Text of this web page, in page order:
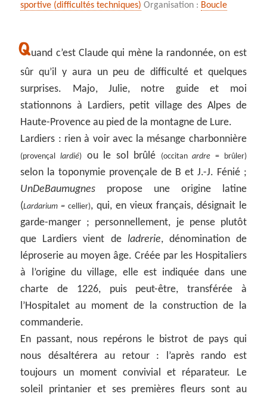
sportive (difficultés techniques) Organisation : Boucle
Quand c’est Claude qui mène la randonnée, on est
sûr qu’il y aura un peu de difficulté et quelques
surprises. Majo, Julie, notre guide et moi
stationnons à Lardiers, petit village des Alpes de
Haute-Provence au pied de la montagne de Lure.
Lardiers : rien à voir avec la mésange charbonnière
(provençallardié) ou le sol brûlé (occitanardre = brûler)
selon la toponymie provençale de B et J.-J. Fénié ;
UnDeBaumugnes propose une origine latine
(Lardarium =cellier), qui, en vieux français, désignait le
garde-manger ; personnellement, je pense plutôt
que Lardiers vient de ladrerie, dénomination de
léproserie au moyen âge. Créée par les Hospitaliers
à l’origine du village, elle est indiquée dans une
charte de 1226, puis peut-être, transférée à
l’Hospitalet au moment de la construction de la
commanderie.
En passant, nous repérons le bistrot de pays qui
nous désaltérera au retour : l’après rando est
toujours un moment convivial et réparateur. Le
soleil printanier et ses premières fleurs sont au